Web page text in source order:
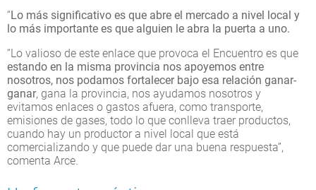
“Lo más significativo es que abre el mercado a nivel local y
lo más importante es que alguien le abra la puerta a uno.
“Lo valioso de este enlace que provoca el Encuentro es que
estando en la misma provincia nos apoyemos entre
nosotros, nos podamos fortalecer bajo esa relación ganar-
ganar, gana la provincia, nos ayudamos nosotros y
evitamos enlaces o gastos afuera, como transporte,
emisiones de gases, todo lo que conlleva traer productos,
cuando hay un productor a nivel local que está
comercializando y que puede dar una buena respuesta”,
comenta Arce.